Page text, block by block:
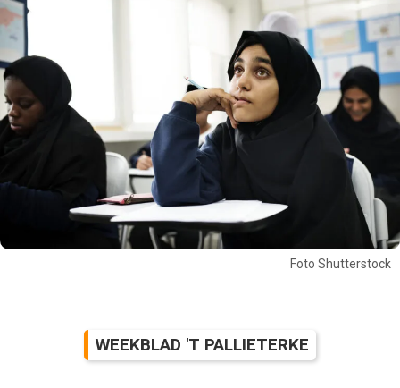
Foto Shutterstock
WEEKBLAD 'T PALLIETERKE